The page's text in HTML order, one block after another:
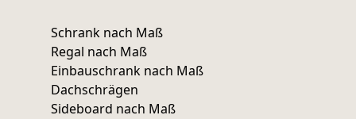
Schrank nach Maß
Regal nach Maß
Einbauschrank nach Maß
Dachschrägen
Sideboard nach Maß